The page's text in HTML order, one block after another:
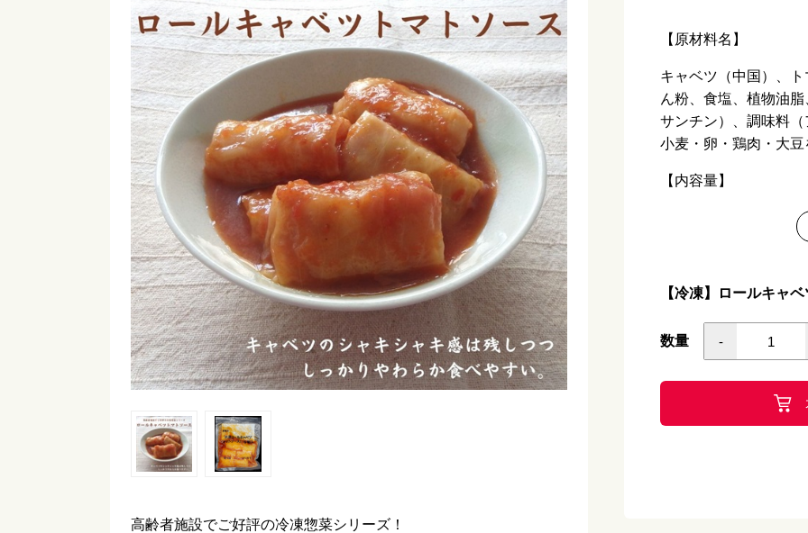
高齢者施設でご好評の冷凍惣菜シリーズ！
【原材料名】
キャベツ（中国）、
ん粉、食塩、植物油
サンチン）、調味料
小麦・卵・鶏肉・大豆
【内容量】
小麦・卵
【栄養価 100ｇあた
熱量 70kcal
たんぱく質 3.9ｇ
【冷凍】ロールキャ
数量 -